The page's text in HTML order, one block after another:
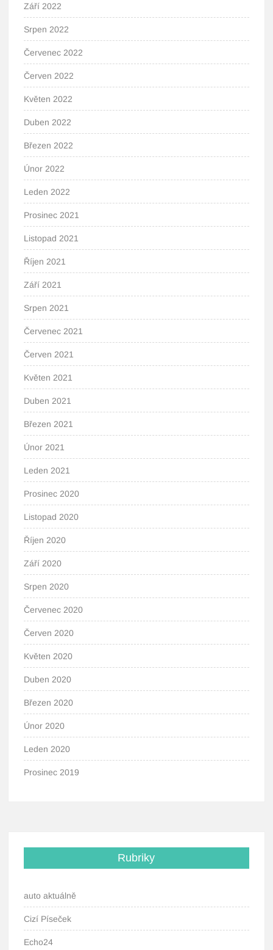
Září 2022
Srpen 2022
Červenec 2022
Červen 2022
Květen 2022
Duben 2022
Březen 2022
Únor 2022
Leden 2022
Prosinec 2021
Listopad 2021
Říjen 2021
Září 2021
Srpen 2021
Červenec 2021
Červen 2021
Květen 2021
Duben 2021
Březen 2021
Únor 2021
Leden 2021
Prosinec 2020
Listopad 2020
Říjen 2020
Září 2020
Srpen 2020
Červenec 2020
Červen 2020
Květen 2020
Duben 2020
Březen 2020
Únor 2020
Leden 2020
Prosinec 2019
Rubriky
auto aktuálně
Cizí Píseček
Echo24